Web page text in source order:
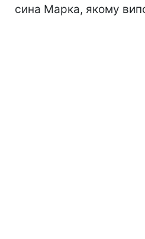
сина Марка, якому